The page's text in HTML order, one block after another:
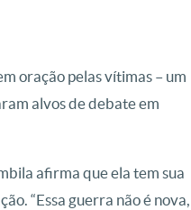
oração pelas vítimas – um
alvos de debate em
afirma que ela tem sua
“Essa guerra não é nova,